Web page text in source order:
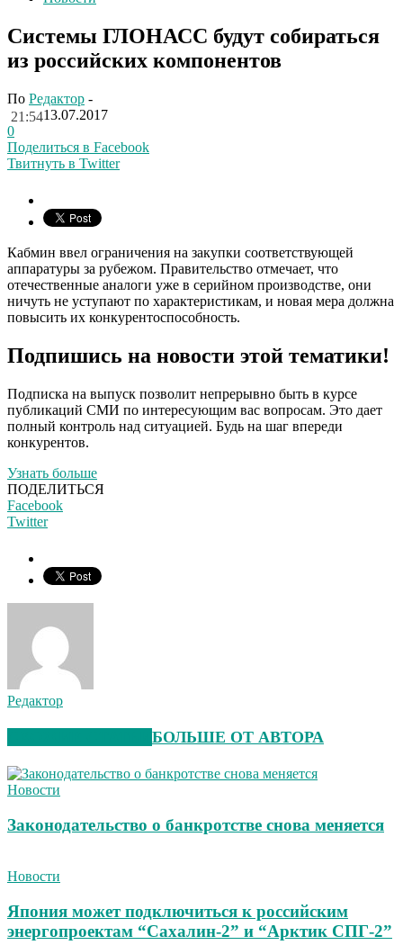
Системы ГЛОНАСС будут собираться
из российских компонентов
По Редактор -
13.07.2017
21:54
0
Поделиться в Facebook
Твитнуть в Twitter
Кабмин ввел ограничения на закупки соответствующей
аппаратуры за рубежом. Правительство отмечает, что
отечественные аналоги уже в серийном производстве, они
ничуть не уступают по характеристикам, и новая мера должна
повысить их конкурентоспособность.
Подпишись на новости этой тематики!
Подписка на выпуск позволит непрерывно быть в курсе
публикаций СМИ по интересующим вас вопросам. Это дает
полный контроль над ситуацией. Будь на шаг впереди
конкурентов.
Узнать больше
ПОДЕЛИТЬСЯ
Facebook
Twitter
Редактор
БОЛЬШЕ ОТ АВТОРА
Новости
Законодательство о банкротстве снова меняется
Новости
Япония может подключиться к российским
энергопроектам “Сахалин-2” и “Арктик СПГ-2”